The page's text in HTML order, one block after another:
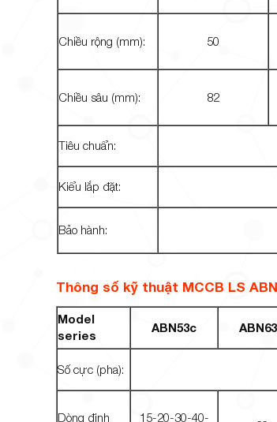
Chiều rộng (mm): 50
Chiều sâu (mm): 82
Tiêu chuẩn:
Kiểu lắp đặt:
Bảo hành:
Thông số kỹ thuật MCCB LS
Model
series
ABN53c
Số cực (pha):
Dòng định
15-20-30-40-